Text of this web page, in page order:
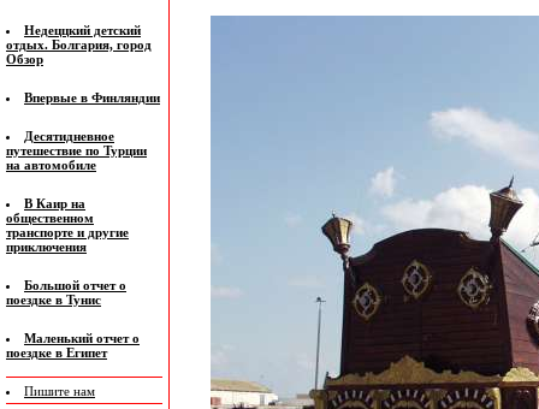
Недеццкий детский
отдых. Болгария, город
Обзор
Впервые в Финляндии
Десятидневное
путешествие по Турции
на автомобиле
В Каир на
общественном
транспорте и другие
приключения
Большой отчет о
поездке в Тунис
Маленький отчет о
поездке в Египет
Пишите нам